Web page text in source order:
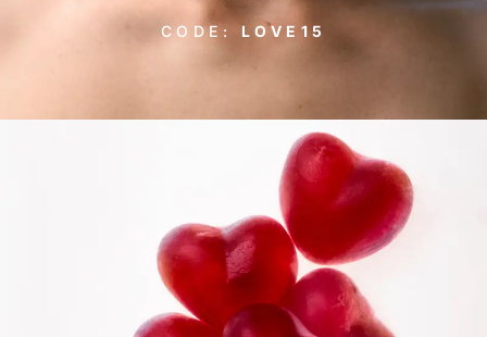
CODE: LOVE15